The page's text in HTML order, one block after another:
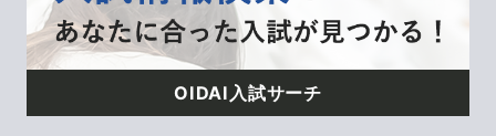
OIDAI入試サーチ